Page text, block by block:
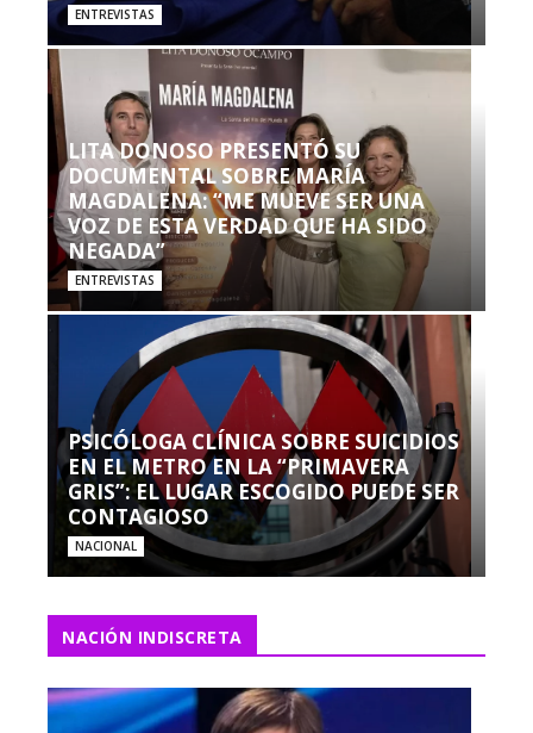
ENTREVISTAS
LITA DONOSO PRESENTÓ SU
DOCUMENTAL SOBRE MARÍA
MAGDALENA: “ME MUEVE SER UNA
VOZ DE ESTA VERDAD QUE HA SIDO
NEGADA”
ENTREVISTAS
PSICÓLOGA CLÍNICA SOBRE SUICIDIOS
EN EL METRO EN LA “PRIMAVERA
GRIS”: EL LUGAR ESCOGIDO PUEDE SER
CONTAGIOSO
NACIONAL
NACIÓN INDISCRETA